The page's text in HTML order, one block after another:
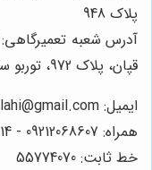
پلاک 948
آدرس شعبه تعمیرگاهی:
قپان، پلاک 972، توربو سنتر
ایمیل: turbo_seyfollahi@gmail.com
همراه: 09212068607 - 09127044314
خط ثابت: 55774070